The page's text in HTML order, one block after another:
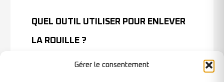
Gérer le consentement
QUEL OUTIL UTILISER POUR ENLEVER
LA ROUILLE ?
permet un retrait rapide et efficace.